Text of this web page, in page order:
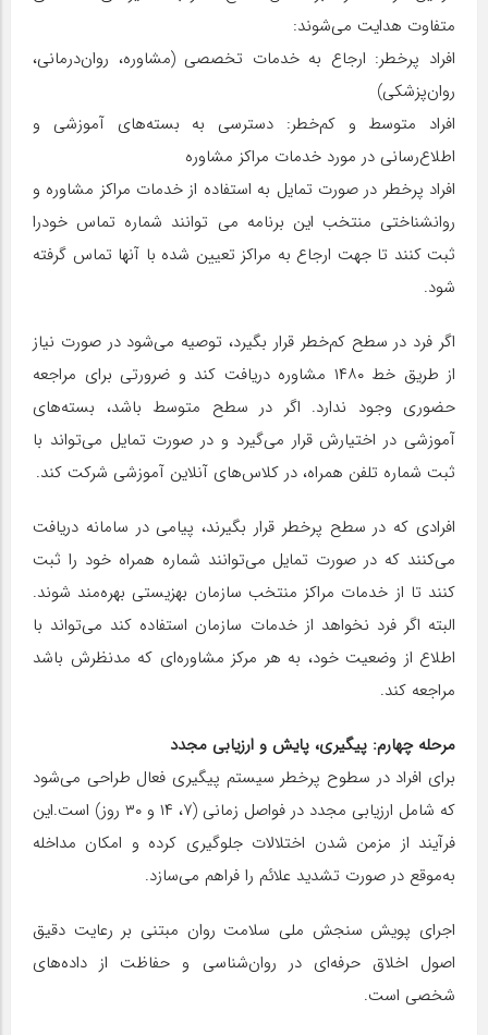
متفاوت هدایت می‌شوند:
افراد پرخطر: ارجاع به خدمات تخصصی (مشاوره، روان‌درمانی،
روان‌پزشکی)
افراد متوسط و کم‌خطر: دسترسی به بسته‌های آموزشی و
اطلاع‌رسانی در مورد خدمات مراکز مشاوره
افراد پرخطر در صورت تمایل به استفاده از خدمات مراکز مشاوره و
روانشناختی منتخب این برنامه می توانند شماره تماس خودرا
ثبت کنند تا جهت ارجاع به مراکز تعیین شده با آنها تماس گرفته
شود.
اگر فرد در سطح کم‌خطر قرار بگیرد، توصیه می‌شود در صورت نیاز
از طریق خط ۱۴۸۰ مشاوره دریافت کند و ضرورتی برای مراجعه
حضوری وجود ندارد. اگر در سطح متوسط باشد، بسته‌های
آموزشی در اختیارش قرار می‌گیرد و در صورت تمایل می‌تواند با
ثبت شماره تلفن همراه، در کلاس‌های آنلاین آموزشی شرکت کند.
افرادی که در سطح پرخطر قرار بگیرند، پیامی در سامانه دریافت
می‌کنند که در صورت تمایل می‌توانند شماره همراه خود را ثبت
کنند تا از خدمات مراکز منتخب سازمان بهزیستی بهره‌مند شوند.
البته اگر فرد نخواهد از خدمات سازمان استفاده کند می‌تواند با
اطلاع از وضعیت خود، به هر مرکز مشاوره‌ای که مدنظرش باشد
مراجعه کند.
مرحله چهارم: پیگیری، پایش و ارزیابی مجدد
برای افراد در سطوح پرخطر سیستم پیگیری فعال طراحی می‌شود
که شامل ارزیابی مجدد در فواصل زمانی (۷، ۱۴ و ۳۰ روز) است.این
فرآیند از مزمن شدن اختلالات جلوگیری کرده و امکان مداخله
به‌موقع در صورت تشدید علائم را فراهم می‌سازد.
اجرای پویش سنجش ملی سلامت روان مبتنی بر رعایت دقیق
اصول اخلاق حرفه‌ای در روان‌شناسی و حفاظت از داده‌های
شخصی است.